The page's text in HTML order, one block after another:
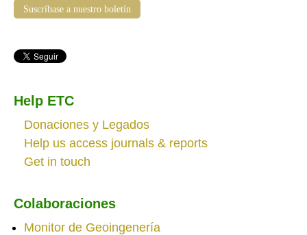
Suscríbase a nuestro boletín
Help ETC
Donaciones y Legados
Help us access journals & reports
Get in touch
Colaboraciones
Monitor de Geoingenería